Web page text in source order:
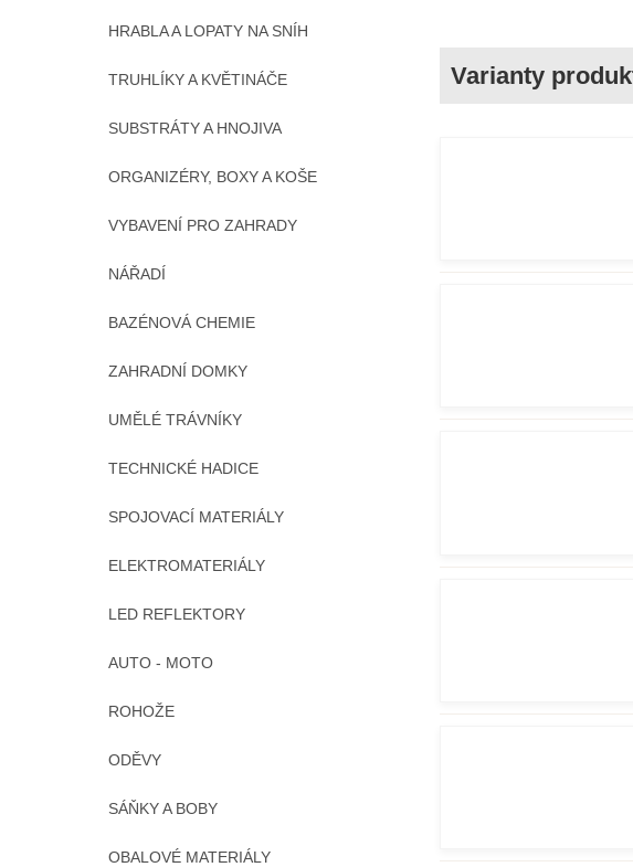
HRABLA A LOPATY NA SNÍH
TRUHLÍKY A KVĚTINÁČE
SUBSTRÁTY A HNOJIVA
ORGANIZÉRY, BOXY A KOŠE
VYBAVENÍ PRO ZAHRADY
NÁŘADÍ
BAZÉNOVÁ CHEMIE
ZAHRADNÍ DOMKY
UMĚLÉ TRÁVNÍKY
TECHNICKÉ HADICE
SPOJOVACÍ MATERIÁLY
ELEKTROMATERIÁLY
LED REFLEKTORY
AUTO - MOTO
ROHOŽE
ODĚVY
SÁŇKY A BOBY
OBALOVÉ MATERIÁLY